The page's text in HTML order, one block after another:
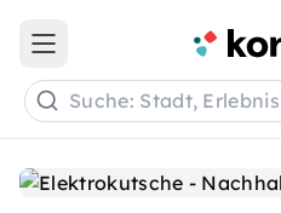
Open main menu
Suche: Stadt, Erlebnis